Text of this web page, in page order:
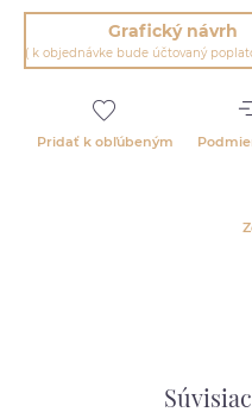
Grafický návrh
( k objednávke bude účtovaný
Pridať k obľúbeným